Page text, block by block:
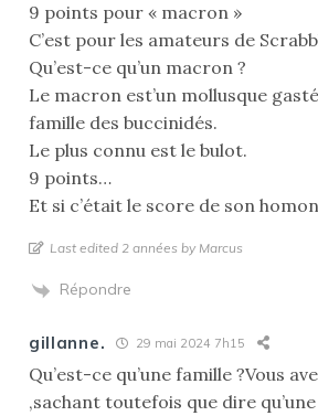
9 points pour « macron »
C’est pour les amateurs de
Qu’est-ce qu’un macron ?
Le macron est’un mollusque
famille des buccinidés.
Le plus connu est le bulot.
9 points…
Et si c’était le score de son
Last edited 2 années by Marcus
Répondre
gillanne. 29 mai 2024 7h15
Qu’est-ce qu’une famille ?Vous
,sachant toutefois que dire